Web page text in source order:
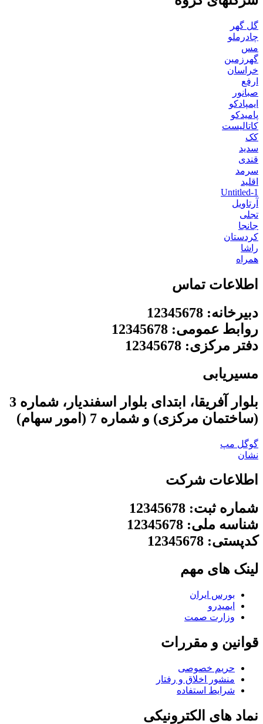
گل گهر
چادرملو
مس
گهرزمین
خراسان
ارفع
صبانور
ایمپادکو
پامیدکو
کاتالیست
کک
سدید
قندی
سرمد
اقلید
Untitled-1
آرتاویل
تجلی
جانجا
کردستان
راشا
همراه
اطلاعات تماس
دبیرخانه: 12345678
روابط عمومی: 12345678
دفتر مرکزی: 12345678
مسیریابی
بلوار آفریقا، ابتدای بلوار اسفندیار، شماره 3
(ساختمان مرکزی) و شماره 7 (امور سهام)
گوگل مپ
نشان
اطلاعات شرکت
شماره ثبت: 12345678
شناسه ملی: 12345678
کدپستی: 12345678
لینک های مهم
بورس ایران
ایمیدرو
وزارت صمت
قوانین و مقررات
حریم خصوصی
منشور اخلاق و رفتار
شرایط استفاده
نماد های الکترونیکی